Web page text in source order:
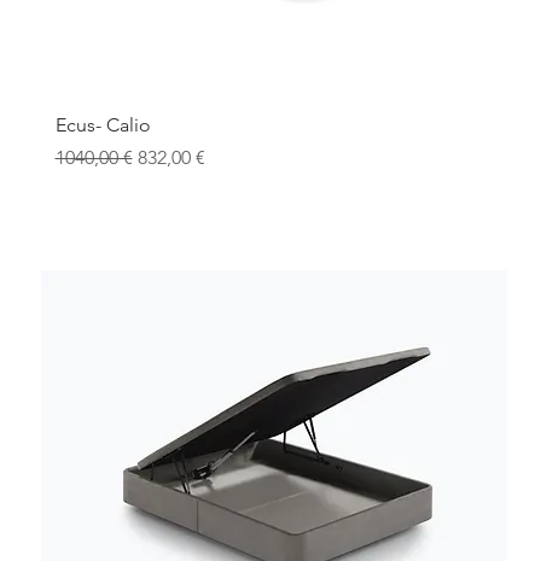
Ecus- Calio
Precio
1040,00 € Precio de oferta
832,00 €